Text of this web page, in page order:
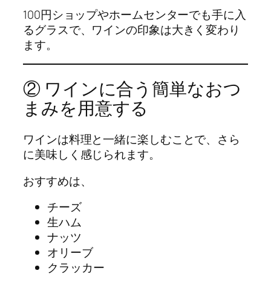
100円ショップやホームセンターでも手に入
るグラスで、ワインの印象は大きく変わり
ます。
② ワインに合う簡単なおつ
まみを用意する
ワインは料理と一緒に楽しむことで、さら
に美味しく感じられます。
おすすめは、
チーズ
生ハム
ナッツ
オリーブ
クラッカー